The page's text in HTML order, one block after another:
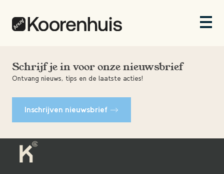
Schrijf je in voor onze nieuwsbrief
Ontvang nieuws, tips en de laatste acties!
Inschrijven nieuwsbrief